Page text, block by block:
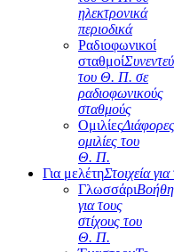
ηλεκτρονικά
περιοδικά
Ραδιοφωνικοί
σταθμοί
του Θ. Π. σε
ραδιοφωνικούς
σταθμούς
ΟμιλίεςΔιάφορες
ομιλίες του
Θ. Π.
Για μελέτηΣτοιχεία
Γλωσσάρι
για τους
στίχους του
Θ. Π.